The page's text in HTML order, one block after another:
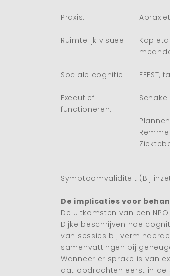
Praxis:
Ruimtelijk visueel:
Sociale cognitie:
Executief
functioneren:
Symptoomvaliditeit:(Bij
De implicaties voor
De uitkomsten van een
Dijke beschrijven hoe
van sessies bij
samenvattingen bij
Wanneer er sprake is van
dat opdrachten eerst in de